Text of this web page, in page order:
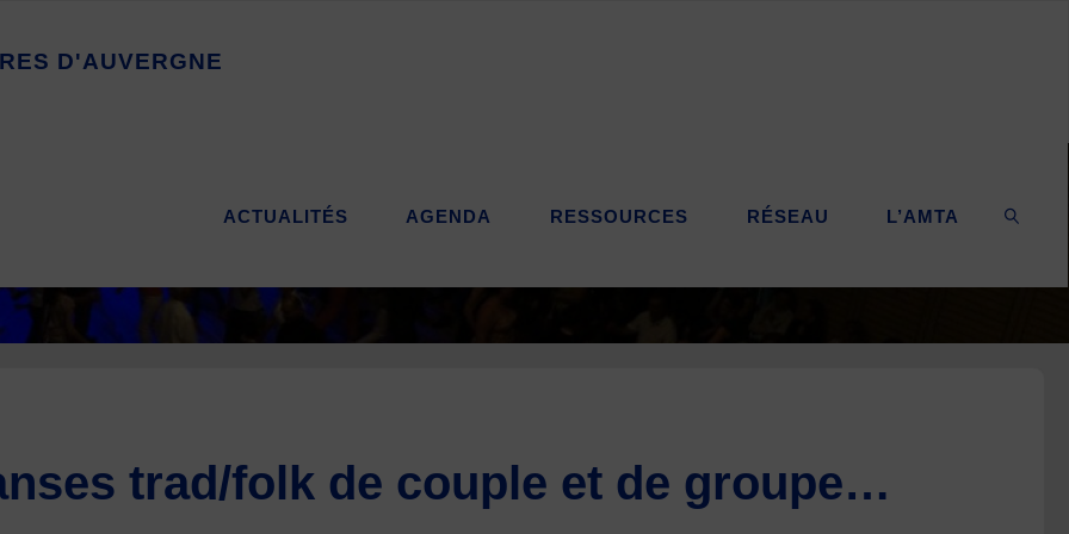
RES D'AUVERGNE
ACTUALITÉS AGENDA RESSOURCES RÉSEAU L’AMTA
trad/folk de couple et de groupe…